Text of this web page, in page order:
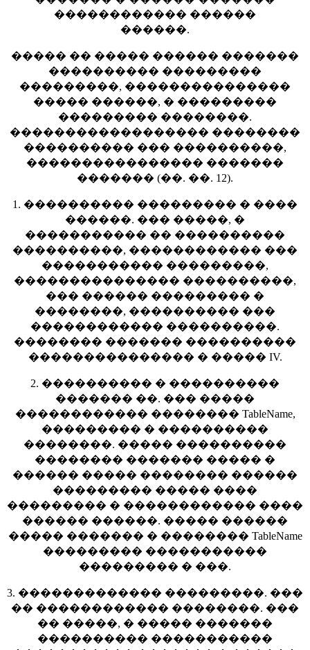
������������ ������
������.
����� �� ����� ������ �������
���������� ���������
���������, ���������������
����� ������, � ���������
��������� ��������.
������������������ ��������
���������� ��� ����������,
���������������� �������
������� (��. ��. 12).
1. ���������� ��������� � ����
������. ��� �����, �
����������� �� ����������
����������, ������������ ���
����������� ���������,
��������������� ����������,
��� ������ ��������� �
��������, ���������� ���
������������ ����������.
�������� ������� ����������
��������������� � ����� IV.
2. ���������� � ����������
������� ��. ��� �����
������������ �������� TableName,
��������� � ����������
��������. ����� ����������
�������� ������� ����� �
������ ����� �������� ������
��������� ����� ����
��������� � ������������ ����
������ ������. ����� ������
����� ������� � �������� TableName
��������� �����������
��������� � ���.
3. ������������� ���������. ���
�� ������������ ��������. ���
�� �����, � ����� �������
���������� �����������